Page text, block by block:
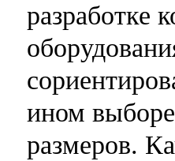
разработке
ином
размеров.